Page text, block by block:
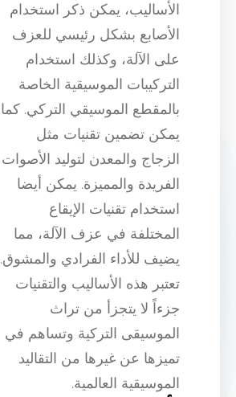
الأساليب، يمكن ذكر استخدام
الأصابع بشكل رئيسي للعزف
على الآلة، وكذلك استخدام
التركيبات الموسيقية الخاصة
بالمقطع الموسيقي التركي. كما
يمكن تضمين تقنيات مثل
الزجاج والمعدن لتوليد الأصوات
الفريدة والمميزة. يمكن أيضا
استخدام تقنيات الإيقاع
المختلفة في عزف الآلة، مما
يضيف للأداء الفرادي والمشوق.
تعتبر هذه الأساليب والتقنيات
جزءاً لا يتجزأ من تراث
الموسيقى التركية وتساهم في
تميزها عن غيرها من التقاليد
الموسيقية العالمية.